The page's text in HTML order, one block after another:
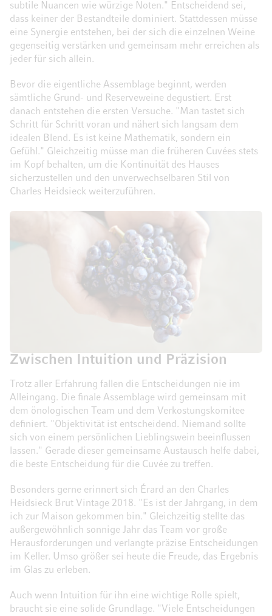
subtile Nuancen wie würzige Noten." Entscheidend sei,
dass keiner der Bestandteile dominiert. Stattdessen müsse
eine Synergie entstehen, bei der sich die einzelnen Weine
gegenseitig verstärken und gemeinsam mehr erreichen als
jeder für sich allein.
Bevor die eigentliche Assemblage beginnt, werden
sämtliche Grund- und Reserveweine degustiert. Erst
danach entstehen die ersten Versuche. "Man tastet sich
Schritt für Schritt voran und nähert sich langsam dem
idealen Blend. Es ist keine Mathematik, sondern ein
Gefühl." Gleichzeitig müsse man die früheren Cuvées stets
im Kopf behalten, um die Kontinuität des Hauses
sicherzustellen und den unverwechselbaren Stil von
Charles Heidsieck weiterzuführen.
Zwischen Intuition und Präzision
Trotz aller Erfahrung fallen die Entscheidungen nie im
Alleingang. Die finale Assemblage wird gemeinsam mit
dem önologischen Team und dem Verkostungskomitee
definiert. "Objektivität ist entscheidend. Niemand sollte
sich von einem persönlichen Lieblingswein beeinflussen
lassen." Gerade dieser gemeinsame Austausch helfe dabei,
die beste Entscheidung für die Cuvée zu treffen.
Besonders gerne erinnert sich Érard an den Charles
Heidsieck Brut Vintage 2018. "Es ist der Jahrgang, in dem
ich zur Maison gekommen bin." Gleichzeitig stellte das
außergewöhnlich sonnige Jahr das Team vor große
Herausforderungen und verlangte präzise Entscheidungen
im Keller. Umso größer sei heute die Freude, das Ergebnis
im Glas zu erleben.
Auch wenn Intuition für ihn eine wichtige Rolle spielt,
braucht sie eine solide Grundlage. "Viele Entscheidungen